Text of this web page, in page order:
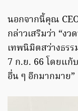
นอกจากนี้คุณ
กล่าวเสริมว่า “ง
เทพนิมิตสว่างธร
7 ก.ย. 66 โดยแก้
อื่น ๆ อีกมากมาย”